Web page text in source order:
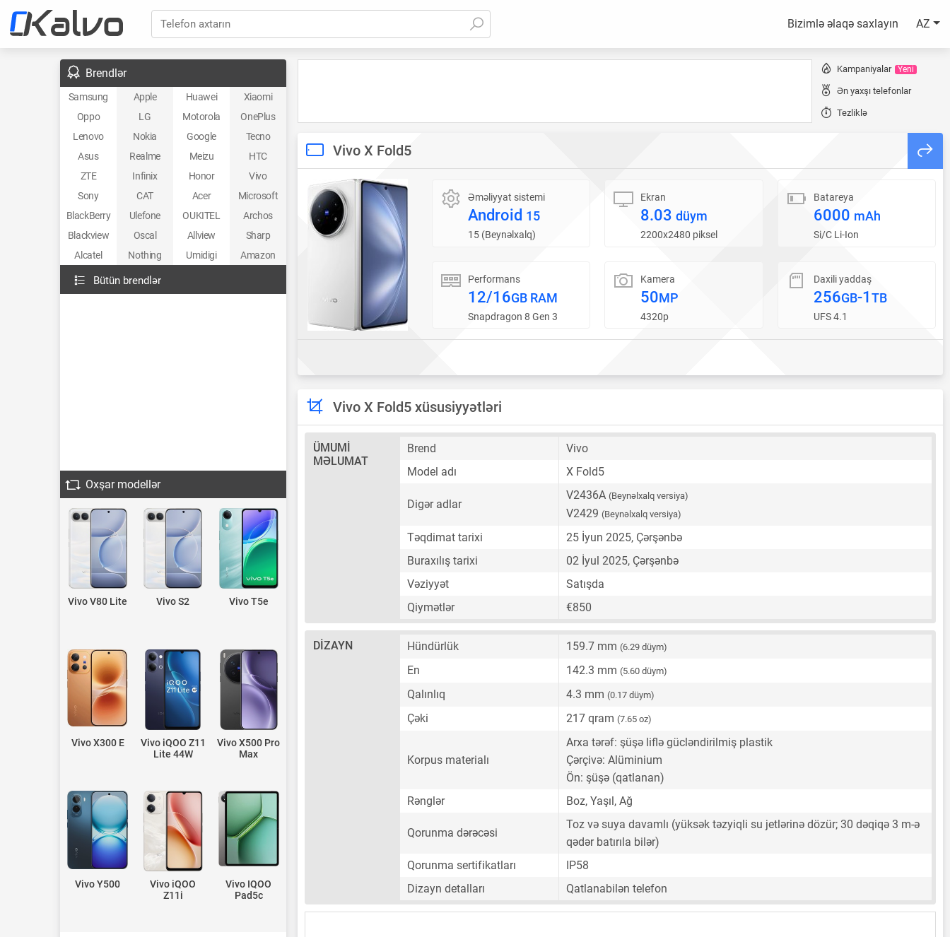
Bizimlə əlaqə saxlayın AZ
Telefon axtarın
Kampaniyalar Yeni
Ən yaxşı telefonlar
Tezliklə
Vivo X Fold5
Əməliyyat sistemi
Android 15
15 (Beynəlxalq)
Ekran
8.03düym
2200x2480 piksel
Batareya
6000 mAh
Si/C Li-Ion
Performans
12/16GB RAM
Snapdragon 8 Gen 3
Kamera
50MP
4320p
Daxili yaddaş
256GB-1 TB
UFS 4.1
Vivo X Fold5 xüsusiyyətləri
ÜMUMI
MƏLUMAT
Brend
Vivo
Model adı
X Fold5
Digər adlar
V2436A (Beynəlxalq versiya)
V2429 (Beynəlxalq versiya)
Təqdimat tarixi
25 İyun 2025, Çərşənbə
Buraxılış tarixi
02 İyul 2025, Çərşənbə
Vəziyyət
Satışda
Qiymətlər
€850
DIZAYN Hündürlük 159.7 mm (6.29 düym)
En 142.3 mm (5.60 düym)
Qalınlıq 4.3 mm (0.17 düym)
Çəki 217 qram (7.65 oz)
Korpus materialı
Arxa tərəf: şüşə liflə gücləndirilmiş plastik
Çərçivə: Alüminium
Ön: şüşə (qatlanan)
Rənglər
Boz, Yaşıl, Ağ
Qorunma dərəcəsi
Toz və suya davamlı (yüksək təzyiqli su jetlərinə dözür; 30 dəqiqə 3 m-ə
qədər batırıla bilər)
Qorunma sertifikatları
IP58
Dizayn detalları
Qatlanabilən telefon
Brendlər
Samsung Apple Huawei
Xiaomi
Oppo
LG Motorola
OnePlus
Lenovo
Nokia Google
Tecno
Asus
Realme Meizu
HTC
ZTE
Infinix Honor
Vivo
Sony
CAT Acer
Microsoft
BlackBerry
Ulefone OUKITEL
Archos
Blackview
Oscal Allview
Sharp
Alcatel
Nothing Umidigi Amazon
Bütün brendlər
Oxşar modellər
Vivo V80 Lite Vivo S2 Vivo T5e
Vivo X300 E
Vivo iQOO Z11
Lite 44W
Vivo X500 Pro
Max
Vivo Y500
Vivo iQOO
Z11i
Vivo IQOO
Pad5c